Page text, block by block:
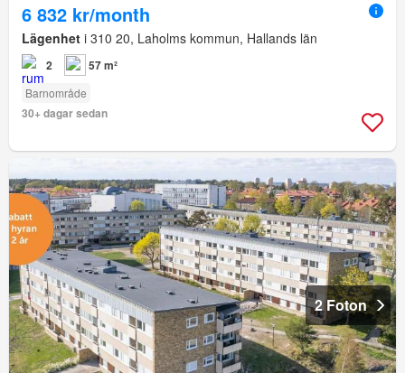
6 832 kr/month
Lägenhet i 310 20, Laholms kommun, Hallands län
2 57 m²
Barnområde
30+ dagar sedan
2 Foton